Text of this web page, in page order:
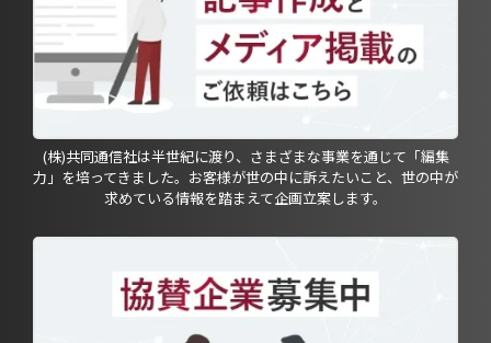
(株)共同通信社は半世紀に渡り、さまざまな事業を通じて「編集
力」を培ってきました。お客様が世の中に訴えたいこと、世の中が
求めている情報を踏まえて企画立案します。